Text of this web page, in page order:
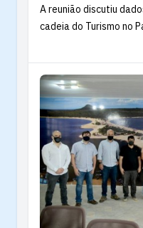
A reunião discutiu
cadeia do Turismo no